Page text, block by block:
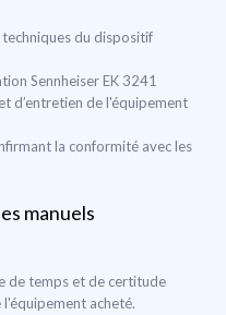
du dispositif
Sennheiser EK 3241
d’entretien de l'équipement
la conformité avec les
manuels
de temps et de certitude
acheté.